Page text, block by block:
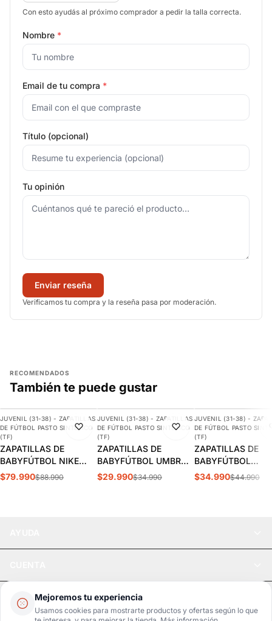
Mejoremos tu experiencia
Usamos cookies para mostrarte productos y ofertas según lo que
Con esto ayudás al próximo comprador a pedir la talla correcta.
Nombre *
Email de tu compra *
Título (opcional)
Tu opinión
Enviar reseña
Verificamos tu compra y la reseña pasa por moderación.
RECOMENDADOS
También te puede gustar
-10%
AGREGAR
JUVENIL (31-38) - ZAPATILLAS
DE FÚTBOL PASTO SINTÉTICO
(TF)
ZAPATILLAS DE
BABYFÚTBOL NIKE
VAPOR 16 ACADEMY
$79.990$88.990
-14%
AGREGAR
JUVENIL (31-38) - ZAPATILLAS
DE FÚTBOL PASTO SINTÉTICO
(TF)
ZAPATILLAS DE
BABYFÚTBOL UMBRO
CLASSICO XII JUVENIL
$29.990$34.990
-22%
JUVENIL (31-38) -
DE FÚTBOL PASTO
(TF)
ZAPATILLAS DE
BABYFÚTBOL
SKECHERS RAZOR
$34.990$44.990
LEGAL